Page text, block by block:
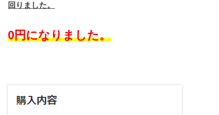
回りました。
0円になりました。